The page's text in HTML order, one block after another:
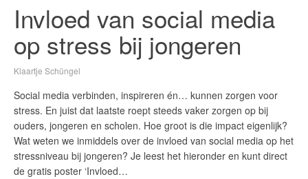
Invloed van social media
op stress bij jongeren
Klaartje Schüngel
Social media verbinden, inspireren én… kunnen zorgen voor
stress. En juist dat laatste roept steeds vaker zorgen op bij
ouders, jongeren en scholen. Hoe groot is die impact eigenlijk?
Wat weten we inmiddels over de invloed van social media op het
stressniveau bij jongeren? Je leest het hieronder en kunt direct
de gratis poster ‘Invloed…